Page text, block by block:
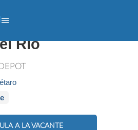
- Temporal
Río
A LA VACANTE